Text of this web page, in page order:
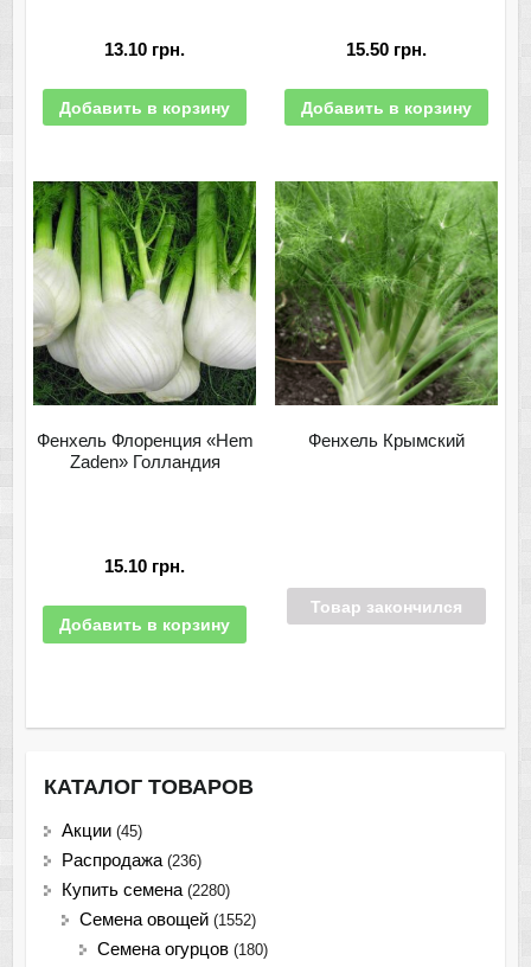
13.10 грн.
Добавить в корзину
15.50 грн.
Добавить в корзину
Фенхель Флоренция «Hem
Zaden» Голландия
15.10 грн.
Добавить в корзину
Фенхель Крымский
Товар закончился
КАТАЛОГ ТОВАРОВ
Акции (45)
Распродажа (236)
Купить семена (2280)
Семена овощей (1552)
Семена огурцов (180)